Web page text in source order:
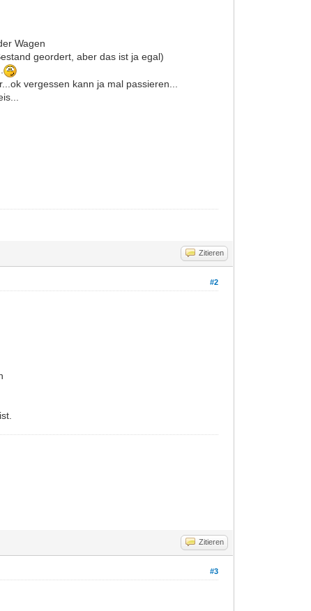
Wagen
geordert, aber das ist ja egal)
vergessen kann ja mal passieren...
Zitieren
#2
Zitieren
#3